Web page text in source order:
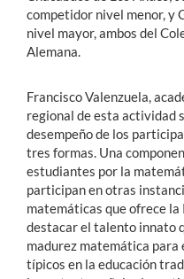
competidor nivel menor, y
nivel mayor, ambos del
Alemana.
Francisco Valenzuela,
regional de esta actividad
desempeño de los
tres formas. Una
estudiantes por la
participan en otras
matemáticas que ofrece la
destacar el talento innato
madurez matemática para
típicos en la educación